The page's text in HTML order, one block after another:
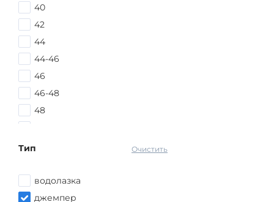
40
42
44
44-46
46
46-48
48
48-52
50-52
52
Очистить
Тип
водолазка
джемпер